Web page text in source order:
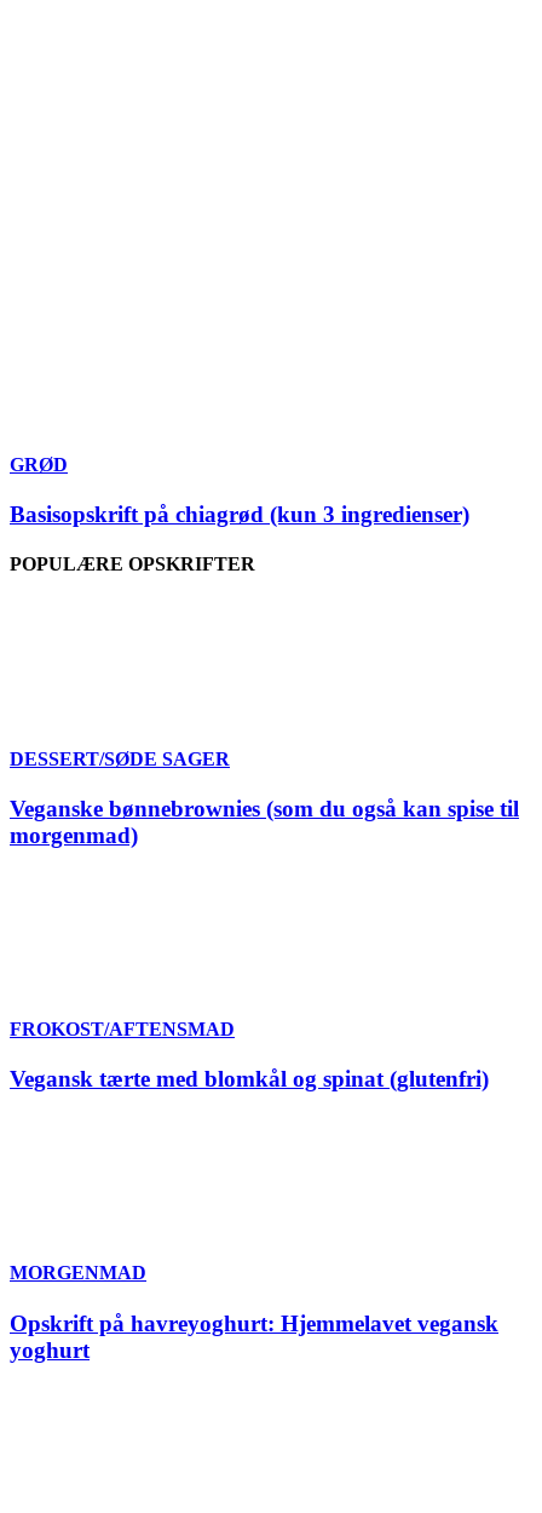
GRØD
Basisopskrift på chiagrød (kun 3 ingredienser)
POPULÆRE OPSKRIFTER
DESSERT/SØDE SAGER
Veganske bønnebrownies (som du også kan spise til
morgenmad)
FROKOST/AFTENSMAD
Vegansk tærte med blomkål og spinat (glutenfri)
MORGENMAD
Opskrift på havreyoghurt: Hjemmelavet vegansk
yoghurt